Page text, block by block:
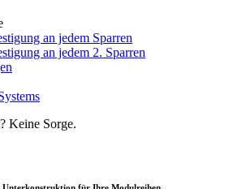
an jedem Sparren
an jedem 2. Sparren
Keine Sorge.